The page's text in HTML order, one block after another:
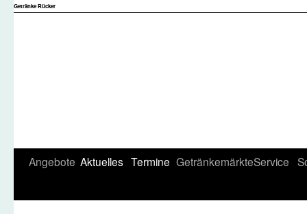
Getränke Rücker
Angebote Aktuelles Termine GetränkemärkteService